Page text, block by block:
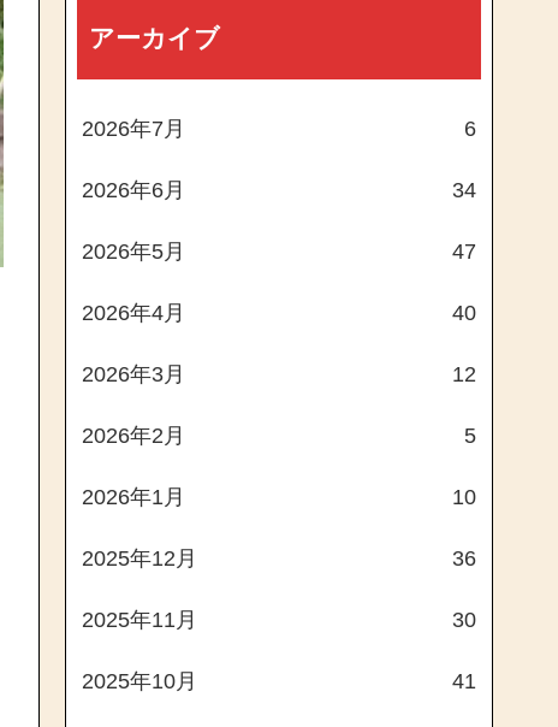
アーカイブ
2026年7月 6
2026年6月 34
2026年5月 47
2026年4月 40
2026年3月 12
2026年2月 5
2026年1月 10
2025年12月 36
2025年11月 30
2025年10月 41